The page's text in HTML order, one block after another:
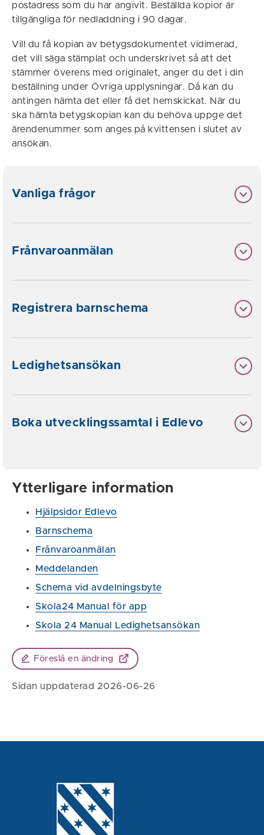
postadress som du har angivit. Beställda kopior är
tillgängliga för nedladdning i 90 dagar.
Vill du få kopian av betygsdokumentet vidimerad,
det vill säga stämplat och underskrivet så att det
stämmer överens med originalet, anger du det i din
beställning under Övriga upplysningar. Då kan du
antingen hämta det eller få det hemskickat. När du
ska hämta betygskopian kan du behöva uppge det
ärendenummer som anges på kvittensen i slutet av
ansökan.
Vanliga frågor
Frånvaroanmälan
Registrera barnschema
Ledighetsansökan
Boka utvecklingssamtal i Edlevo
Ytterligare information
Hjälpsidor Edlevo
Barnschema
Frånvaroanmälan
Meddelanden
Schema vid avdelningsbyte
Skola24 Manual för app
Skola 24 Manual Ledighetsansökan
Föreslå en ändring
Sidan uppdaterad 2026-06-26